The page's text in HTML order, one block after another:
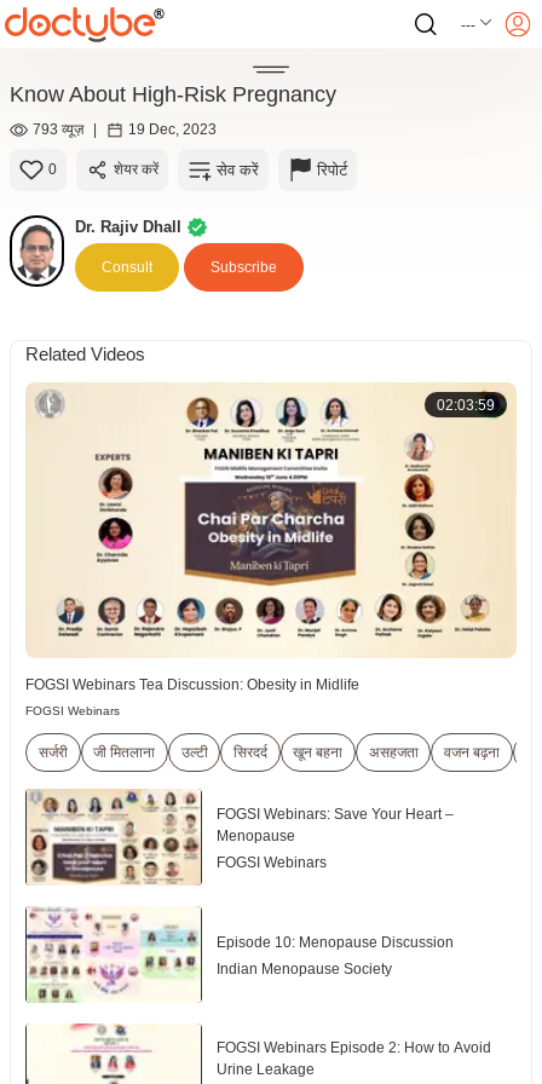
---
Know About High-Risk Pregnancy
793 व्यूज़ | 19 Dec, 2023
0 शेयर करें सेव करें रिपोर्ट
Dr. Rajiv Dhall
Consult Subscribe
Related Videos
02:03:59
FOGSI Webinars Tea Discussion: Obesity in Midlife
FOGSI Webinars
सर्जरी जी मितलाना उल्टी सिरदर्द खून बहना असहजता वजन बढ़ना
FOGSI Webinars: Save Your Heart –
Menopause
FOGSI Webinars
Episode 10: Menopause Discussion
Indian Menopause Society
FOGSI Webinars Episode 2: How to Avoid
Urine Leakage